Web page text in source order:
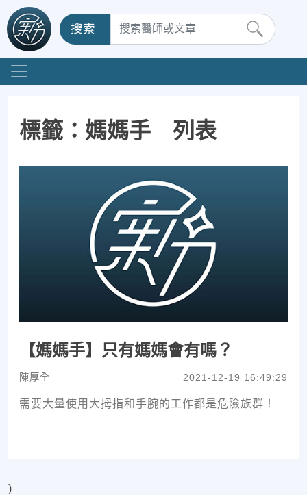
搜索
標籤：媽媽手 列表
【媽媽手】只有媽媽會有嗎？
陳厚全 2021-12-19 16:49:29
需要大量使用大拇指和手腕的工作都是危險族群！
)